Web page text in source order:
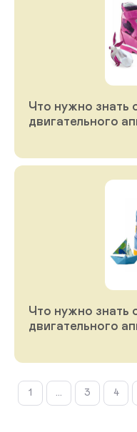
Что нужно знать
двигательного
Что нужно знать
двигательного
1 ... 3 4